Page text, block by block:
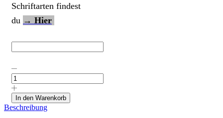
Schriftarten findest
du → Hier
Ordnerhülle
mit
Deinen
Wunschstoffen
Menge
In den Warenkorb
Beschreibung